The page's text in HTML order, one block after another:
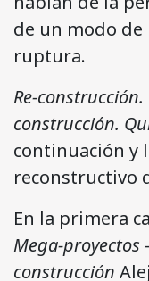
de un modo de
ruptura.
Re-
construcción.
continuación y
reconstructivo
En la primera
Mega-proyectos
construcción